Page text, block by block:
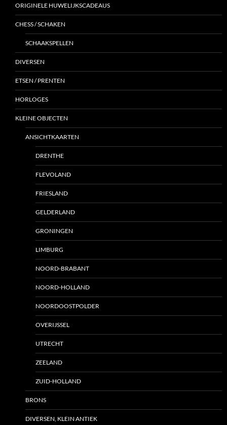
ORIGINELE HUWELIJKSCADEAUS
CHESS / SCHAKEN
SCHAAKSPELLEN
DIVERSEN
ETSEN / PRENTEN
HORLOGES
KLEINE OBJECTEN
ANSICHTKAARTEN
DRENTHE
FLEVOLAND
FRIESLAND
GELDERLAND
GRONINGEN
LIMBURG
NOORD-BRABANT
NOORD-HOLLAND
NOORDOOSTPOLDER
OVERIJSSEL
UTRECHT
ZEELAND
ZUID-HOLLAND
BRONS
DIVERSEN, KLEIN ANTIEK